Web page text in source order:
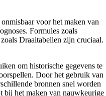
voor het maken van
Formules zoals
Draaitabellen zijn cruciaal.
om historische gegevens te
Door het gebruik van
bronnen snel worden
bij het maken van nauwkeurige